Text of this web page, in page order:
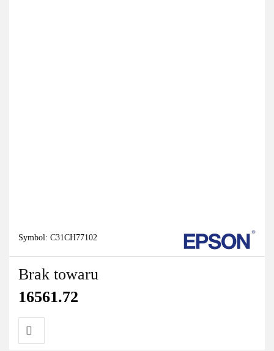
Symbol: C31CH77102
Brak towaru
16561.72